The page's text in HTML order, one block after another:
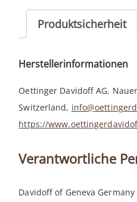
Produktsicherheit
Herstellerinformationen
Oettinger Davidoff AG,
Switzerland,
https://
Verantwortliche
Davidoff of Geneva